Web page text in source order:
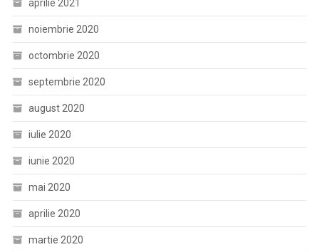
aprilie 2021
noiembrie 2020
octombrie 2020
septembrie 2020
august 2020
iulie 2020
iunie 2020
mai 2020
aprilie 2020
martie 2020